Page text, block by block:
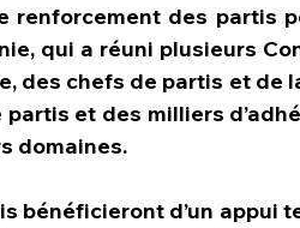
renforcement des partis
qui a réuni plusieurs
des chefs de partis et de
et des milliers
domaines.
bénéficieront d’un appui